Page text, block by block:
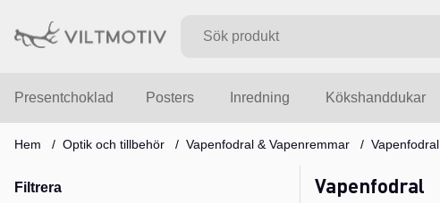
Presentchoklad Posters Inredning Kökshanddukar
Hem Optik och tillbehör Vapenfodral & Vapenremmar Vapenfodral
Filtrera Vapenfodral